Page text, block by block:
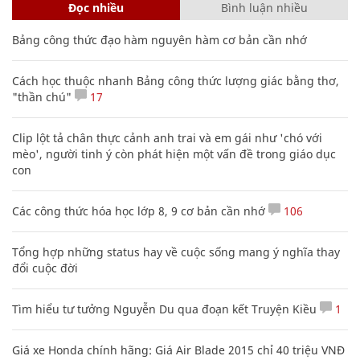
Đọc nhiều Bình luận nhiều
Bảng công thức đạo hàm nguyên hàm cơ bản cần nhớ
Cách học thuộc nhanh Bảng công thức lượng giác bằng thơ,
"thần chú"
17
Clip lột tả chân thực cảnh anh trai và em gái như 'chó với
mèo', người tinh ý còn phát hiện một vấn đề trong giáo dục
con
Các công thức hóa học lớp 8, 9 cơ bản cần nhớ 106
Tổng hợp những status hay về cuộc sống mang ý nghĩa thay
đổi cuộc đời
Tìm hiểu tư tưởng Nguyễn Du qua đoạn kết Truyện Kiều 1
Giá xe Honda chính hãng: Giá Air Blade 2015 chỉ 40 triệu VNĐ